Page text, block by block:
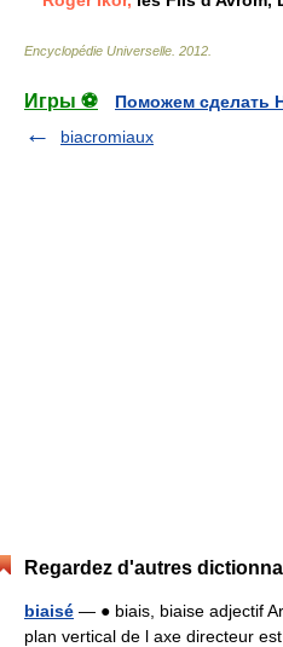
Encyclopédie Universelle 2012
Игры ⚽
Поможем сделать
biacromiaux
Regardez d'autres
biaisé — ● biais, biaise adjectif
plan vertical de l axe directeur